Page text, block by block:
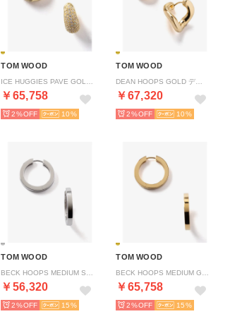
TOM WOOD
￥65,758
2% 10
TOM WOOD
￥67,320
2% 10
TOM WOOD
￥56,320
2% 15
TOM WOOD
￥65,758
2% 15